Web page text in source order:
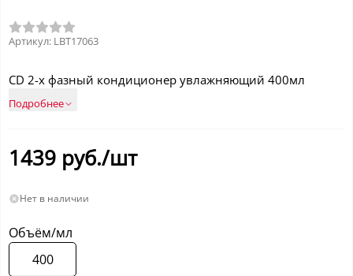
Артикул: LBT17063
CD 2-х фазный кондиционер увлажняющий 400мл
Подробнее
1439 руб./шт
Нет в наличии
Объём/мл
400